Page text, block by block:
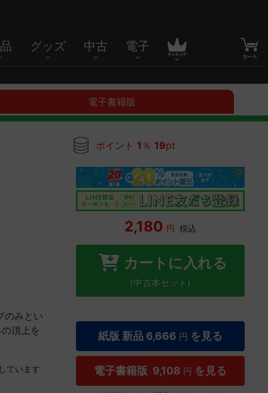
グッズ 中古 電子
電子書籍版
のみとい
頂上を
ています
ポイント 1 ％ 19pt
2,180 円 税込
カートに入れる
(中古本セット)
紙版 新品 6,666 円 を見る
電子書籍版 9,108 円 を見る